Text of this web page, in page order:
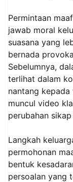
Permintaan
jawab moral
suasana yang
bernada
Sebelumnya,
terlihat dalam
nantang
muncul video
perubahan
Langkah
permohonan
bentuk
persoalan yang